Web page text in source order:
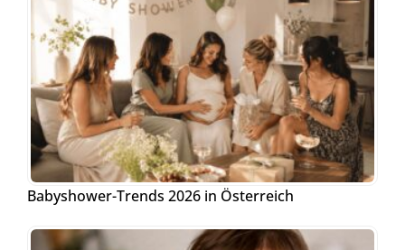
Babyshower-Trends 2026 in Österreich